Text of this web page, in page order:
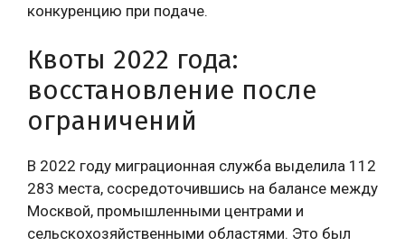
конкуренцию при подаче.
Квоты 2022 года:
восстановление после
ограничений
В 2022 году миграционная служба выделила 112
283 места, сосредоточившись на балансе между
Москвой, промышленными центрами и
сельскохозяйственными областями. Это был